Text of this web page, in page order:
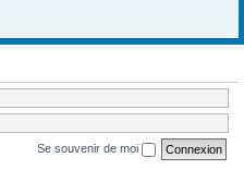
Se souvenir de moi